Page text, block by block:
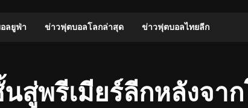
ลยูฟ่า ข่าวฟุตบอลโลกล่าสุด ข่าวฟุตบอลไทยลีก
สู่พรีเมียร์ลีกหลังจา